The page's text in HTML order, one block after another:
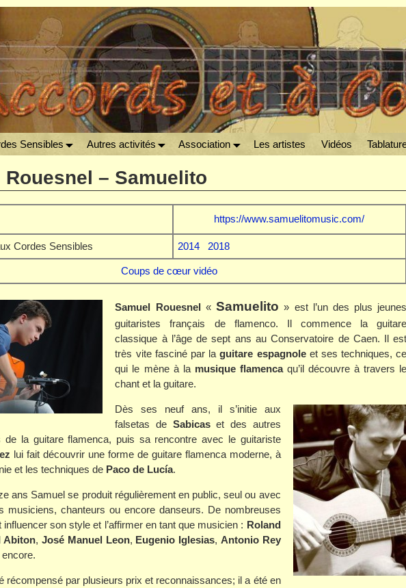
Sensibles Autres activités Association Les artistes Vidéos
Rouesnel – Samuelito
https://www.samuelitomusic.com/
Cordes Sensibles 2014 2018
Coups de cœur vidéo
Samuel Rouesnel «Samuelito » est l’un des plus jeunes
guitaristes français de flamenco. Il commence la guitare
classique à l’âge de sept ans au Conservatoire de Caen. Il est
très vite fasciné par laguitare espagnoleet ses techniques, ce
qui le mène à la musique flamencaqu’il découvre à travers le
chant et la guitare.
Dès ses neuf ans, il s’initie aux
falsetas de Sabicaset des autres
de la guitare flamenca, puis sa rencontre avec le guitariste
lui fait découvrir une forme de guitare flamenca moderne, à
et les techniques de Paco de Lucía.
ans Samuel se produit régulièrement en public, seul ou avec
musiciens, chanteurs ou encore danseurs. De nombreuses
son style et l’affirmer en tant que musicien : Roland
Abiton, José Manuel Leon, Eugenio Iglesias, Antonio Rey
encore.
récompensé par plusieurs prix et reconnaissances; il a été en